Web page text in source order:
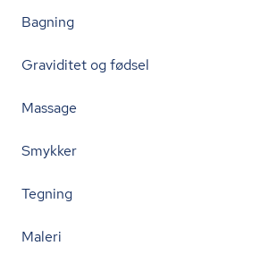
Bagning
Graviditet og fødsel
Massage
Smykker
Tegning
Maleri